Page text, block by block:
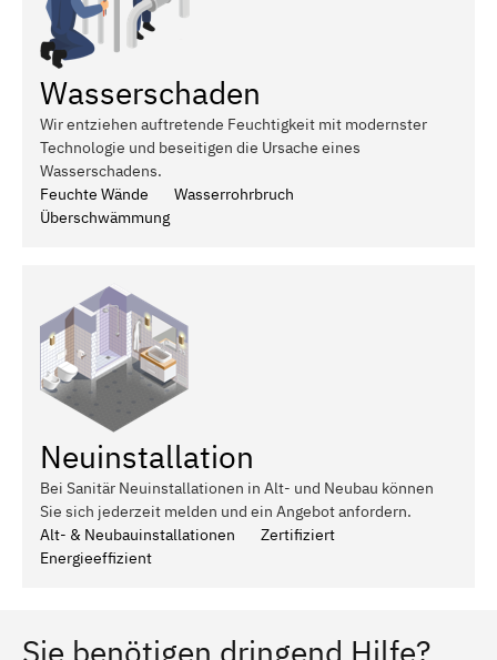
Wasserschaden
Wir entziehen auftretende Feuchtigkeit mit modernster
Technologie und beseitigen die Ursache eines
Wasserschadens.
Feuchte Wände
Wasserrohrbruch
Überschwämmung
Neuinstallation
Bei Sanitär Neuinstallationen in Alt- und Neubau können
Sie sich jederzeit melden und ein Angebot anfordern.
Alt- & Neubauinstallationen
Zertifiziert
Energieeffizient
Sie benötigen dringend Hilfe?